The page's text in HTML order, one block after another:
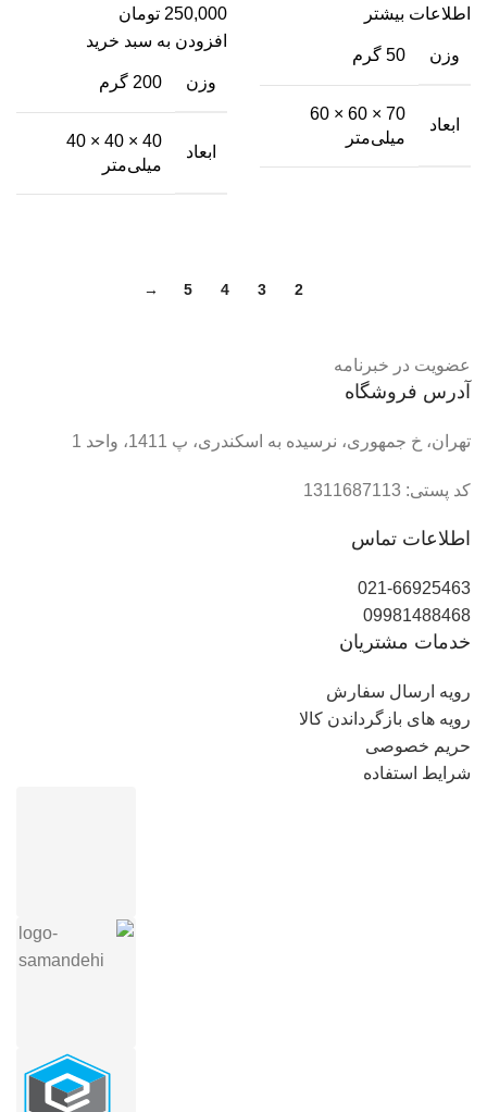
اطلاعات بیشتر
وزن 50 گرم
ابعاد
70 × 60 × 60
میلی‌متر
250,000 تومان
افزودن به سبد خرید
وزن 200 گرم
ابعاد
40 × 40 × 40
میلی‌متر
2
3
4
5
→
عضویت در خبرنامه
آدرس فروشگاه
تهران، خ جمهوری، نرسیده به اسکندری، پ 1411، واحد 1
کد پستی: 1311687113
اطلاعات تماس
021-66925463
09981488468
خدمات مشتریان
رویه ارسال سفارش
رویه های بازگرداندن کالا
حریم خصوصی
شرایط استفاده